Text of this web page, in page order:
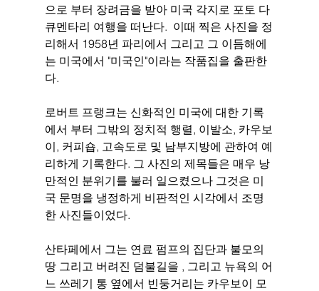
으로 부터 장려금을 받아 미국 각지로 포토 다
큐멘타리 여행을 떠난다.  이때 찍은 사진을 정
리해서 1958년 파리에서 그리고 그 이듬해에
는 미국에서 "미국인"이라는 작품집을 출판한
다.
로버트 프랭크는 신화적인 미국에 대한 기록
에서 부터 그밖의 정치적 행렬, 이발소, 카우보
이, 커피숍, 고속도로 및 남부지방에 관하여 예
리하게 기록한다. 그 사진의 제목들은 매우 낭
만적인 분위기를 불러 일으켰으나 그것은 미
국 문명을 냉정하게 비판적인 시각에서 조명
한 사진들이었다.
산타페에서 그는 연료 펌프의 집단과 불모의
땅 그리고 버려진 덤불길을 , 그리고 뉴욕의 어
느 쓰레기 통 옆에서 빈둥거리는 카우보이 모